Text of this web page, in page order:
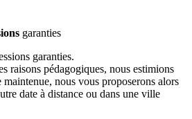
garanties
garanties.
raisons pédagogiques, nous estimions
maintenue, nous vous proposerons alors
date à distance ou dans une ville